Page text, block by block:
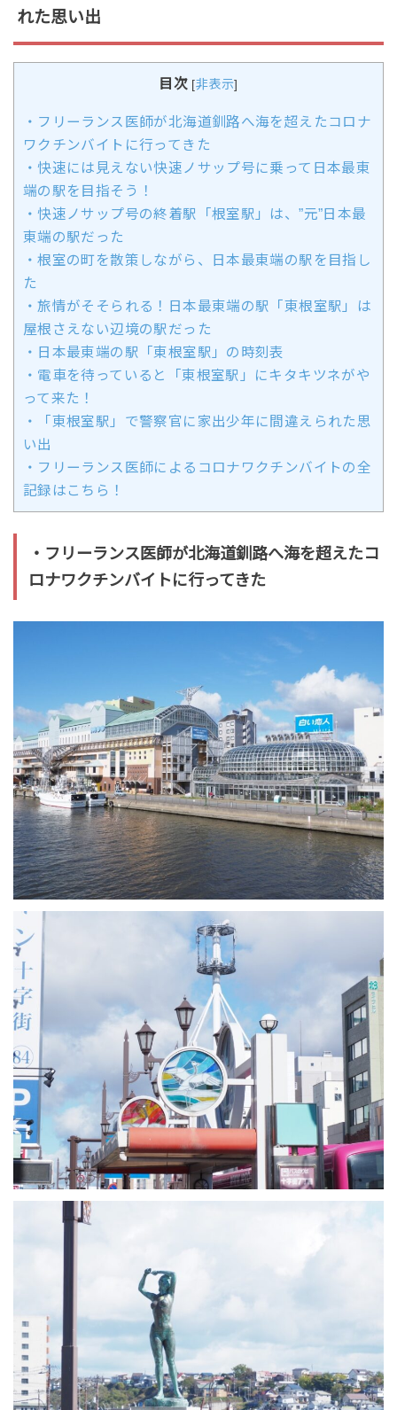
れた思い出
目次 [非表示]
・フリーランス医師が北海道釧路へ海を超えたコロナ
ワクチンバイトに行ってきた
・快速には見えない快速ノサップ号に乗って日本最東
端の駅を目指そう！
・快速ノサップ号の終着駅「根室駅」は、”元”日本最
東端の駅だった
・根室の町を散策しながら、日本最東端の駅を目指し
た
・旅情がそそられる！日本最東端の駅「東根室駅」は
屋根さえない辺境の駅だった
・日本最東端の駅「東根室駅」の時刻表
・電車を待っていると「東根室駅」にキタキツネがや
って来た！
・「東根室駅」で警察官に家出少年に間違えられた思
い出
・フリーランス医師によるコロナワクチンバイトの全
記録はこちら！
・フリーランス医師が北海道釧路へ海を超えたコ
ロナワクチンバイトに行ってきた